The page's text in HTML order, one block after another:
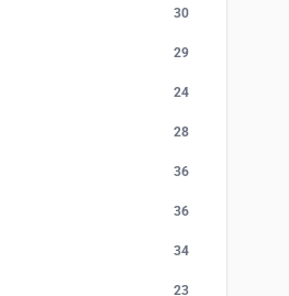
30
29
24
28
36
36
34
23